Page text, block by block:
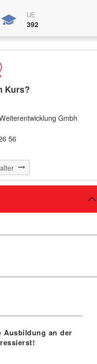
eLearing-Angebote
UE
392
Kurs?
Gmbh
56
Ausbildung an der
Trainerin